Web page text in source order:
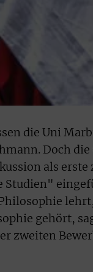
die Uni
Doch
als
gehört,
zweiten